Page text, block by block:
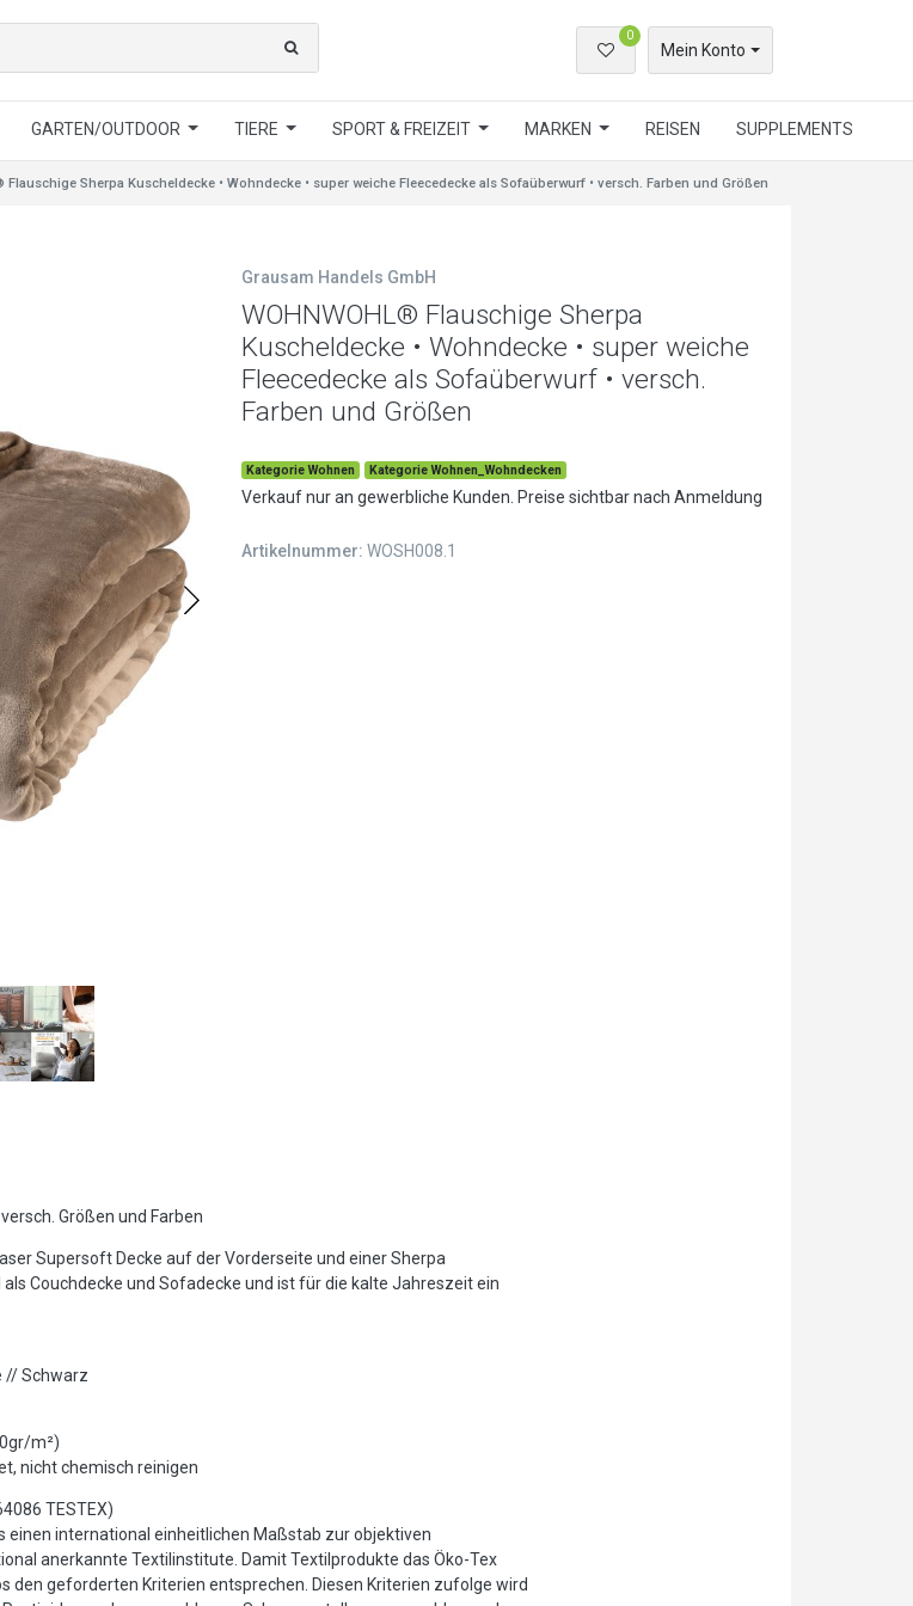
0
Mein Konto
GARTEN/OUTDOOR TIERE SPORT & FREIZEIT MARKEN REISEN SUPPLEMENTS
Flauschige Sherpa Kuscheldecke • Wohndecke • super weiche Fleecedecke als Sofaüberwurf • versch. Farben und Größen
Grausam Handels GmbH
WOHNWOHL® Flauschige Sherpa
Kuscheldecke • Wohndecke • super weiche
Fleecedecke als Sofaüberwurf • versch.
Farben und Größen
Kategorie Wohnen Kategorie Wohnen_Wohndecken
Verkauf nur an gewerbliche Kunden. Preise sichtbar nach Anmeldung
Artikelnummer: WOSH008.1
Größen und Farben
Supersoft Decke auf der Vorderseite und einer Sherpa
Couchdecke und Sofadecke und ist für die kalte Jahreszeit ein
// Schwarz
m²)
nicht chemisch reinigen
TESTEX)
einen international einheitlichen Maßstab zur objektiven
anerkannte Textilinstitute. Damit Textilprodukte das Öko-Tex
geforderten Kriterien entsprechen. Diesen Kriterien zufolge wird